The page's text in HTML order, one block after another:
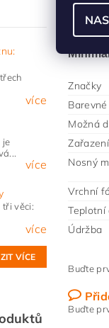
více
je
více
tři věci:
více
VÍCE
Značky
Možná
Nosný
Vrchní
Teplotní
Údržba
Buďte
Buďte